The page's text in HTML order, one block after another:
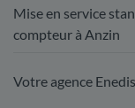
Mise en service
compteur à Anzin
Votre agence